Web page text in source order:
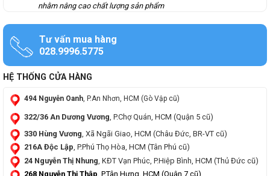
nhằm nâng cao chất lượng sản phẩm
Tư vấn mua hàng
028.9996.5775
HỆ THỐNG CỬA HÀNG
494 Nguyễn Oanh, P.An Nhơn, HCM (Gò Vập cũ)
322/36 An Dương Vương , P.Chợ Quán, HCM (Quận 5 cũ)
330 Hùng Vương , Xã Ngãi Giao, HCM (Châu Đức, BR-VT cũ)
216A Độc Lập, P.Phú Thọ Hòa, HCM (Tân Phú cũ)
24 Nguyễn Thị Nhung , KĐT Vạn Phúc, P.Hiệp Bình, HCM (Thủ Đức cũ)
268 Nguyễn Thị Thập, P.Tân Hưng, HCM (Quận 7 cũ)